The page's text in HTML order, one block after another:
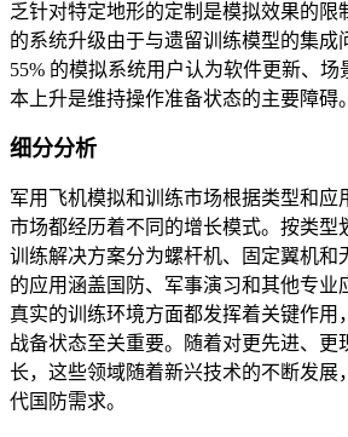
乏针对特定地形的定制是模拟效果的限
的系统升级由于与遗留训练模型的集成
55% 的模拟系统用户认为软件更新、
本上升是维持操作准备状态的主要障碍。
细分分析
军用飞机模拟和训练市场根据类型和应
市场都经历着不同的增长模式。按类型
训练解决方案分为螺杆机、固定翼机和
的应用涵盖国防、军事演习和其他专业
真实的训练环境方面都发挥着关键作用
战备状态至关重要。随着对更先进、更
长，这些领域随着新兴技术的不断发展
代国防需求。